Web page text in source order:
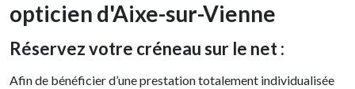
opticien d'Aixe-sur-Vienne
Réservez votre créneau sur le net :
Afin de bénéficier d’une prestation totalement individualisée